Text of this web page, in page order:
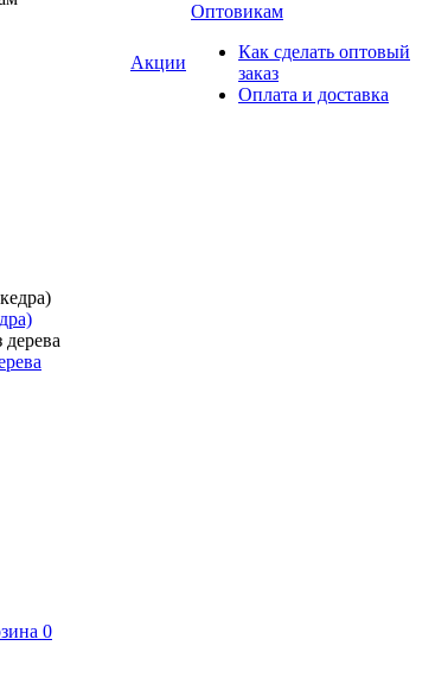
Акции
Оптовикам
Как сделать оптовый
заказ
Оплата и доставка
0